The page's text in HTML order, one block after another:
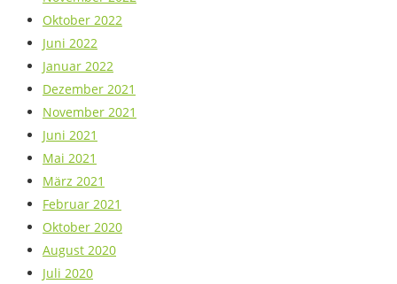
Oktober 2022
Juni 2022
Januar 2022
Dezember 2021
November 2021
Juni 2021
Mai 2021
März 2021
Februar 2021
Oktober 2020
August 2020
Juli 2020